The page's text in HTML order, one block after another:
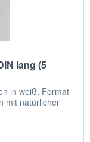
lang (5
in weiß, Format
mit natürlicher